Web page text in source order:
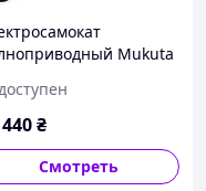
Mukuta
₴
Смотреть